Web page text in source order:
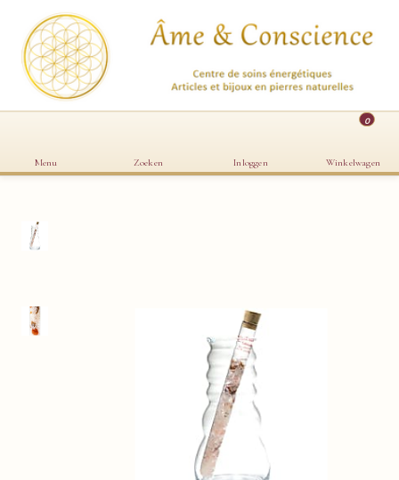
Menu Zoeken Inloggen
0
Winkelwagen